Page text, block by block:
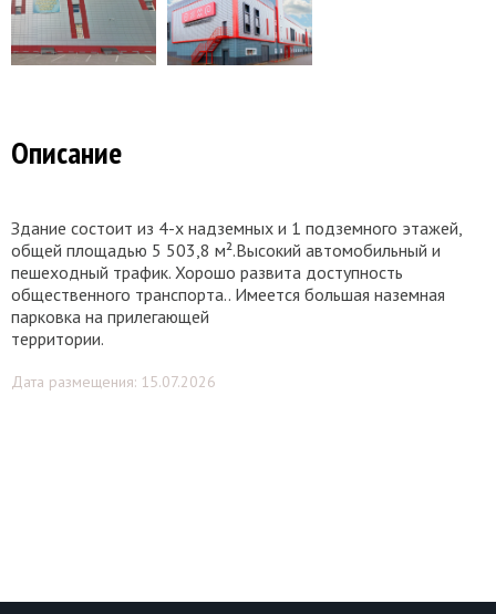
Описание
Здание состоит из 4-х надземных и 1 подземного этажей,
общей площадью 5 503,8 м².Высокий автомобильный и
пешеходный трафик. Хорошо развита доступность
общественного транспорта.. Имеется большая наземная
парковка на прилегающей
территории.
Дата размещения: 15.07.2026